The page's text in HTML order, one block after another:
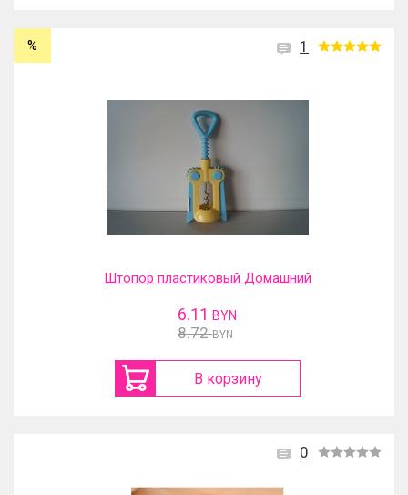
1
%
Штопор пластиковый Домашний
6.11 BYN
8.72 BYN
В корзину
0